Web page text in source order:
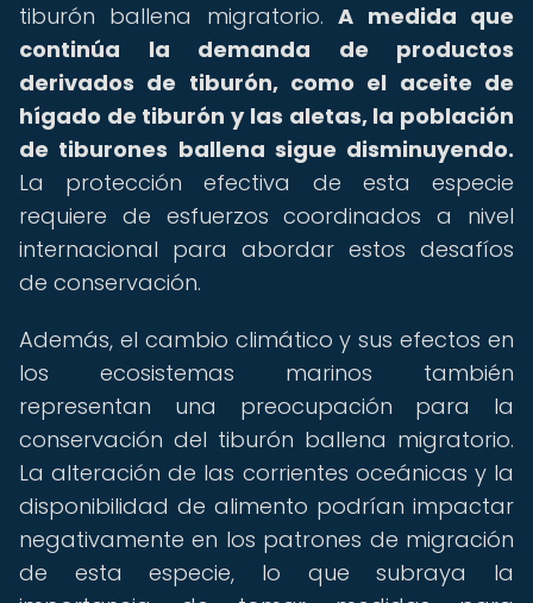
tiburón ballena migratorio.A medida que
continúa la demanda de productos
derivados de tiburón, como el aceite de
hígado de tiburón y las aletas, la población
de tiburones ballena sigue disminuyendo.
La protección efectiva de esta especie
requiere de esfuerzos coordinados a nivel
internacional para abordar estos desafíos
de conservación.
Además, el cambio climático y sus efectos en
los ecosistemas marinos también
representan una preocupación para la
conservación del tiburón ballena migratorio.
La alteración de las corrientes oceánicas y la
disponibilidad de alimento podrían impactar
negativamente en los patrones de migración
de esta especie, lo que subraya la